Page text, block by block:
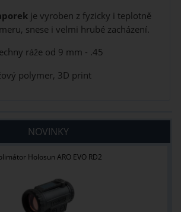
je vyroben z fyzicky i teplotně
snese i velmi hrubé zacházení.
ráže od 9 mm - .45
polymer, 3D print
NOVINKY
Holosun ARO EVO RD2